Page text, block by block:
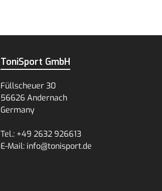
ToniSport GmbH
Füllscheuer 30
56626 Andernach
Germany
Tel.: +49 2632 926613
E-Mail: info@tonisport.de